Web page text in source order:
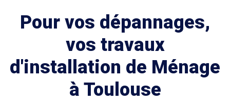
Pour vos dépannages,
vos travaux
d'installation de Ménage
à Toulouse